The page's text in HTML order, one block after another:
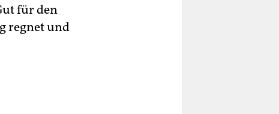
für den
regnet und